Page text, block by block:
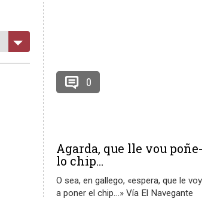
0
Agarda, que lle vou poñe-
lo chip…
O sea, en gallego, «espera, que le voy
a poner el chip…» Vía El Navegante